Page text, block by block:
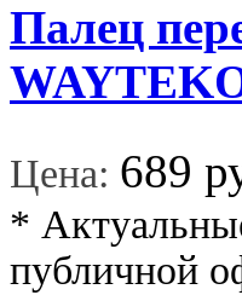
Палец
Цена: 689
*
публичной